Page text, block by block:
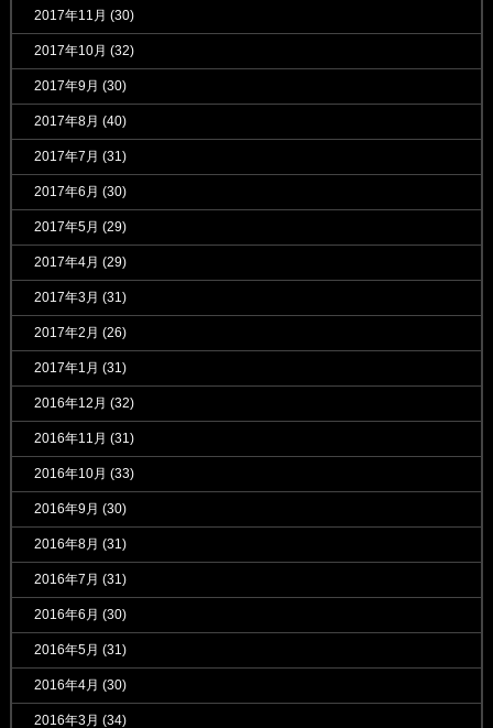
2017年11月 (30)
2017年10月 (32)
2017年9月 (30)
2017年8月 (40)
2017年7月 (31)
2017年6月 (30)
2017年5月 (29)
2017年4月 (29)
2017年3月 (31)
2017年2月 (26)
2017年1月 (31)
2016年12月 (32)
2016年11月 (31)
2016年10月 (33)
2016年9月 (30)
2016年8月 (31)
2016年7月 (31)
2016年6月 (30)
2016年5月 (31)
2016年4月 (30)
2016年3月 (34)